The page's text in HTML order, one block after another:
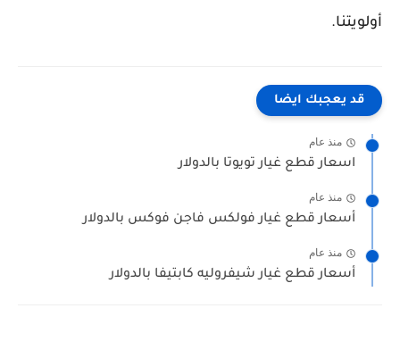
أولويتنا.
قد يعجبك ايضا
منذ عام
اسعار قطع غيار تويوتا بالدولار
منذ عام
أسعار قطع غيار فولكس فاجن فوكس بالدولار
منذ عام
أسعار قطع غيار شيفروليه كابتيفا بالدولار